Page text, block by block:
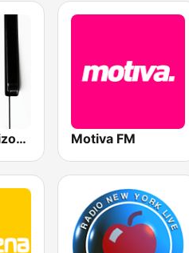
Classical Horizon Radio (International) Motiva FM